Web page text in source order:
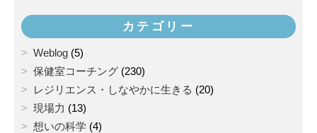
カテゴリー
Weblog(5)
保健室コーチング(230)
レジリエンス・しなやかに生きる (20)
現場力 (13)
想いの科学 (4)